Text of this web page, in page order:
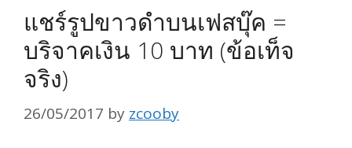
แชร์รูปขาวดำบนเฟสบุ๊ค =
บริจาคเงิน 10 บาท (ข้อเท็จ
จริง)
26/05/2017 by zcooby